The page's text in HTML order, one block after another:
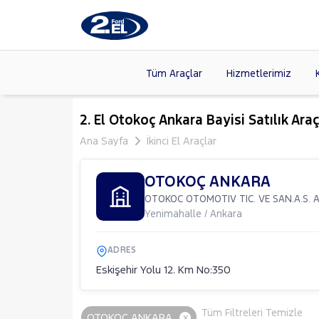
Tüm Araçlar Hizmetlerimiz
Markalar >
Modeller
>
FORD
CITROEN
SKODA
2. El Otokoç Ankara Bayisi Satılık
Ana Sayfa
İkinci El Araçlar
OTOKOÇ ANKARA
OTOKOC OTOMOTIV TIC. VE SAN.A.S.
Yenimahalle / Ankara
ADRES
Eskişehir Yolu 12. Km No:350
Tüm Filtreleri Temizle